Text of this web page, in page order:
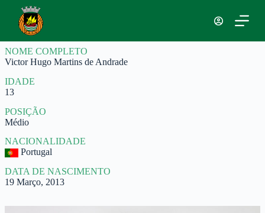
a
r
p
r
a
o
c
o
n
t
e
ú
d
NOME COMPLETO
Victor Hugo Martins de Andrade
IDADE
13
POSIÇÃO
Médio
NACIONALIDADE
Portugal
DATA DE NASCIMENTO
19 Março, 2013